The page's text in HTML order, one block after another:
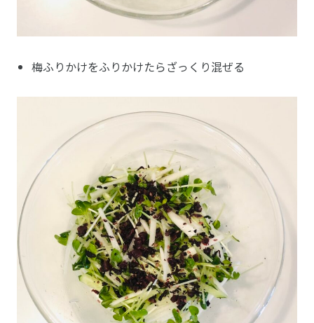
梅ふりかけをふりかけたらざっくり混ぜる